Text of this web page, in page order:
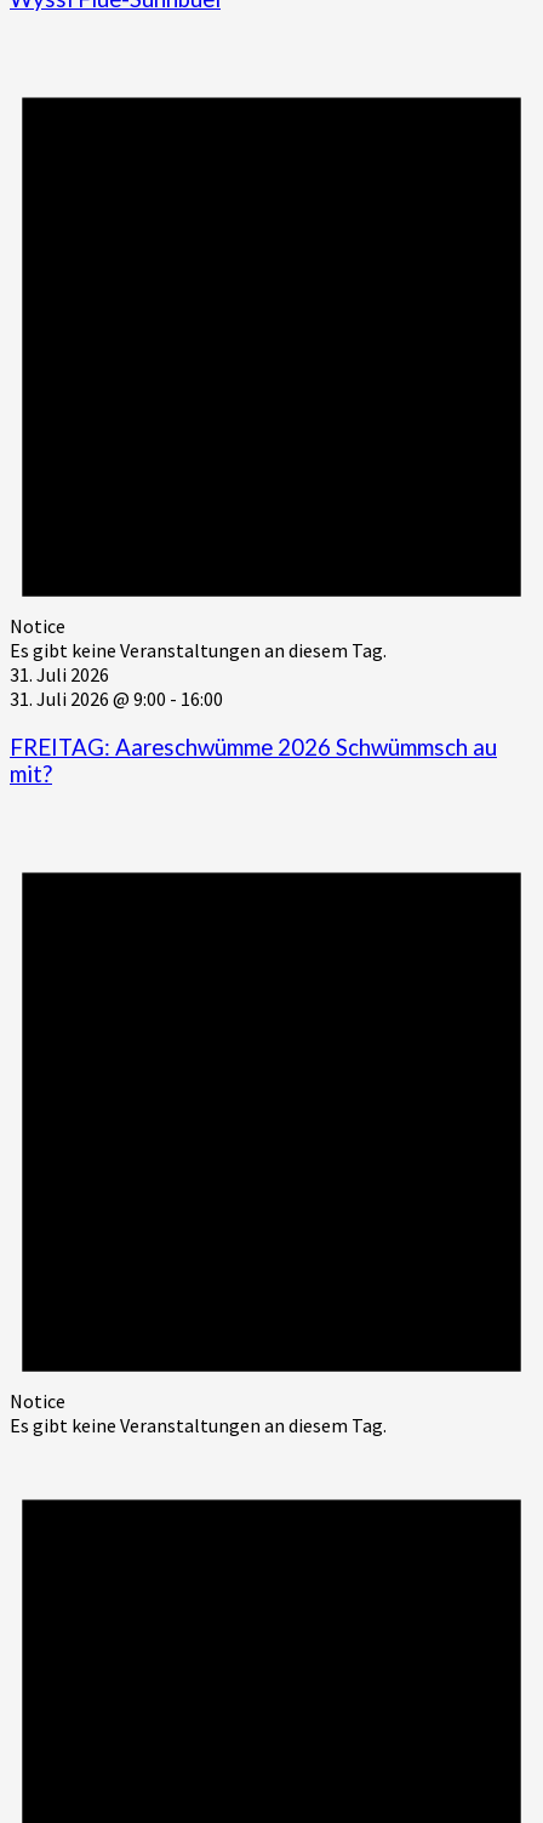
Notice
Es gibt keine Veranstaltungen an diesem Tag.
31. Juli 2026
31. Juli 2026 @ 9:00 - 16:00
FREITAG: Aareschwümme 2026 Schwümmsch au
mit?
Notice
Es gibt keine Veranstaltungen an diesem Tag.